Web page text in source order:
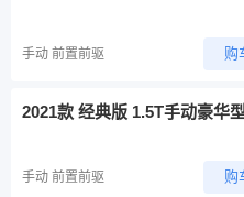
手动 前置前驱 购
2021款 经典版 1.5T手动豪华型
手动 前置前驱 购